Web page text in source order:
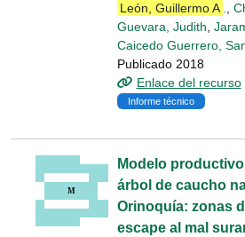
León, Guillermo A
Guevara, Judith
Caicedo Guerrero,
Publicado 2018
Enlace del recurso
Informe técnico
Modelo
árbol de caucho
Orinoquía: zonas
escape al mal